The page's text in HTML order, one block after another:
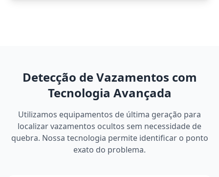
Detecção de Vazamentos com
Tecnologia Avançada
Utilizamos equipamentos de última geração para
localizar vazamentos ocultos sem necessidade de
quebra. Nossa tecnologia permite identificar o ponto
exato do problema.